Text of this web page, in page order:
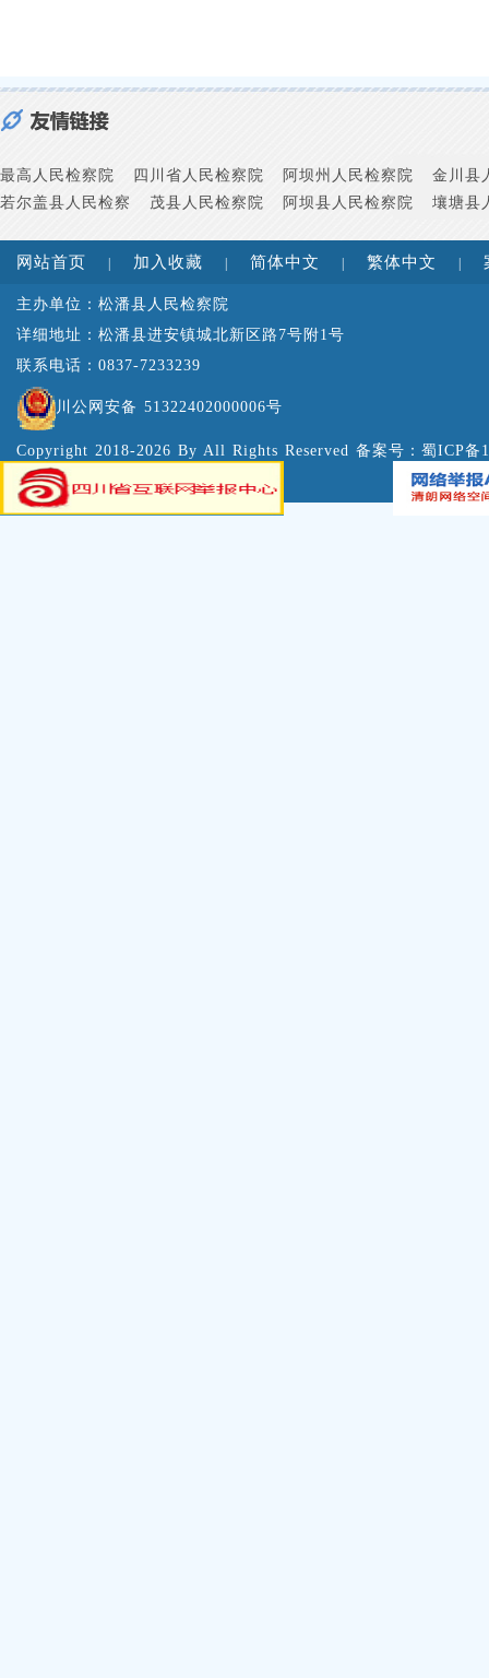
最高人民检察院 四川省人民检察院 阿坝州人民检察院
金川县
若尔盖县人民检察
茂县人民检察院 阿坝县人民检察院 壤塘县
网站首页 加入收藏 简体中文 繁体中文
主办单位：松潘县人民检察院
详细地址：松潘县进安镇城北新区路7号附1号
联系电话：0837-7233239
川公网安备 51322402000006号
Copyright 2018-2026 By All Rights Reserved 备案号： 蜀ICP备